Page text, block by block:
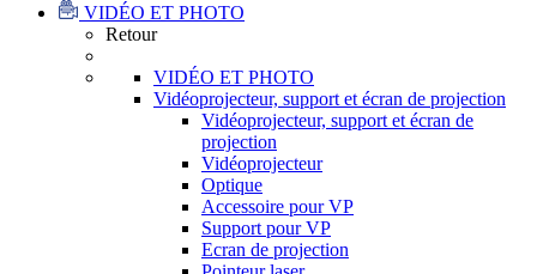
VIDÉO ET PHOTO
Retour
VIDÉO ET PHOTO
Vidéoprojecteur, support et écran de projection
Vidéoprojecteur, support et écran de
projection
Vidéoprojecteur
Optique
Accessoire pour VP
Support pour VP
Ecran de projection